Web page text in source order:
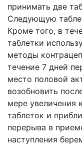
принимать две
Следующую
Кроме того, в
таблетки
методы
течение 7 дней
место половой
возобновить
мере увеличения
таблеток и
перерыва в
наступления